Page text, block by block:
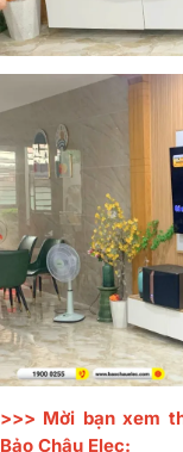
>>> Mời bạn xem
Bảo Châu Elec: